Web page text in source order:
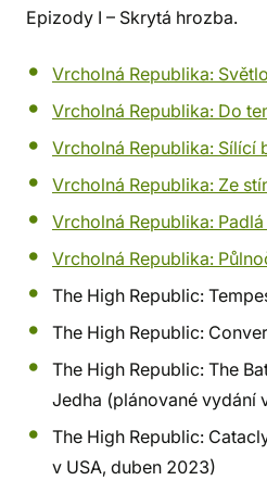
Epizody I – Skrytá hrozba.
Vrcholná Republika:
Vrcholná Republika: Do
Vrcholná Republika: Sílící
Vrcholná Republika: Ze
Vrcholná Republika:
Vrcholná Republika:
The High Republic:
The High Republic:
The High Republic: The
Jedha (plánované vydání
The High Republic:
v USA, duben 2023)